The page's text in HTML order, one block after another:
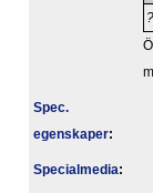
?
Spec.
egenskaper:
Specialmedia: